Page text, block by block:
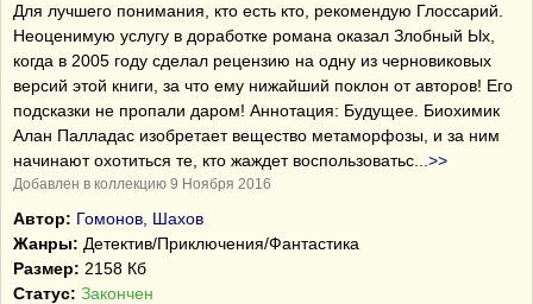
Для лучшего понимания, кто есть кто, рекомендую Глоссарий.
Неоценимую услугу в доработке романа оказал Злобный Ых,
когда в 2005 году сделал рецензию на одну из черновиковых
версий этой книги, за что ему нижайший поклон от авторов! Его
подсказки не пропали даром! Аннотация: Будущее. Биохимик
Алан Палладас изобретает вещество метаморфозы, и за ним
начинают охотиться те, кто жаждет воспользоватьс
>>
Добавлен в коллекцию 9 Ноября 2016
Автор: Гомонов, Шахов
Жанры: Детектив/Приключения/Фантастика
Размер: 2158 Кб
Статус: Закончен